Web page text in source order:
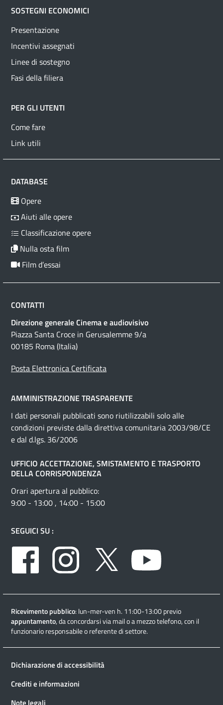
SOSTEGNI ECONOMICI
Presentazione
Incentivi assegnati
Linee di sostegno
Fasi della filiera
PER GLI UTENTI
Come fare
Link utili
DATABASE
Opere
Aiuti alle opere
Classificazione opere
Nulla osta film
Film d’essai
CONTATTI
Direzione generale Cinema e audiovisivo
Piazza Santa Croce in Gerusalemme 9/a
00185 Roma (Italia)
Posta Elettronica Certificata
AMMINISTRAZIONE TRASPARENTE
I dati personali pubblicati sono riutilizzabili solo alle
condizioni previste dalla direttiva comunitaria 2003/98/CE
e dal d.lgs. 36/2006
UFFICIO ACCETTAZIONE, SMISTAMENTO E TRASPORTO
DELLA CORRISPONDENZA
Orari apertura al pubblico:
9:00 - 13:00 , 14:00 - 15:00
SEGUICI SU :
Facebook
Instagram Twitter
Ricevimento pubblico: lun-mer-ven h. 11:00-13:00 previo
appuntamento, da concordarsi via mail o a mezzo telefono, con il
funzionario responsabile o referente di settore.
Dichiarazione di accessibilità
Crediti e informazioni